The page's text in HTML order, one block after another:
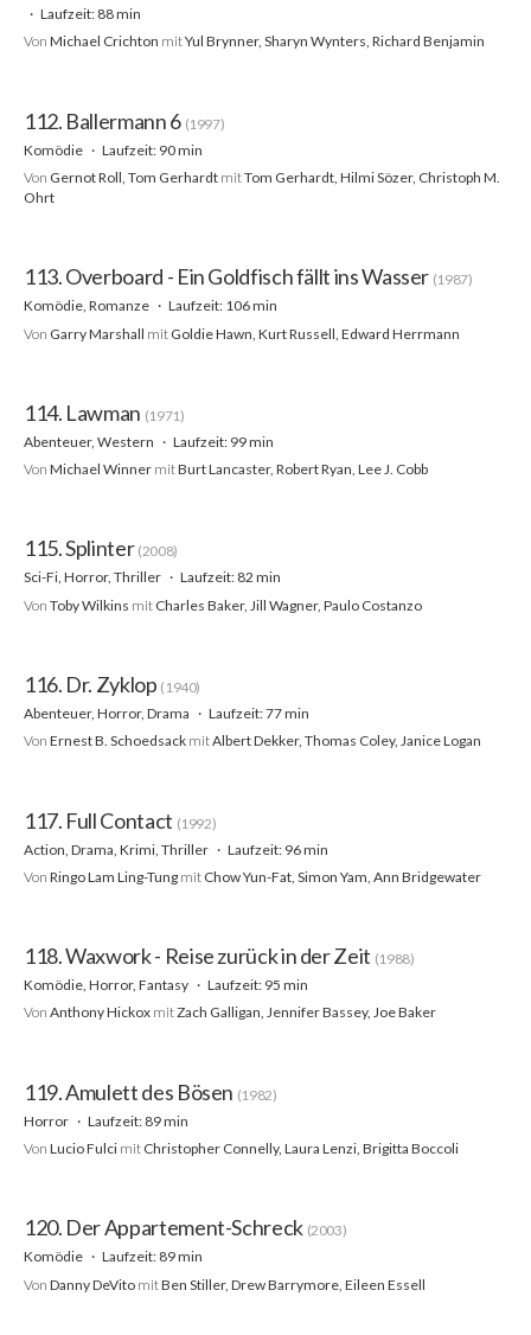
Laufzeit: 88 min
Von Michael Crichton mitYul Brynner, Sharyn Wynters, Richard Benjamin
112. Ballermann 6 (1997)
Komödie
Laufzeit: 90 min
Von Gernot Roll, Tom Gerhardt mitTom Gerhardt, Hilmi Sözer, Christoph M.
Ohrt
113. Overboard - Ein Goldfisch fällt ins Wasser (1987)
Komödie, Romanze
Laufzeit: 106 min
Von Garry Marshall mit Goldie Hawn, Kurt Russell, Edward Herrmann
114. Lawman (1971)
Abenteuer, Western
Laufzeit: 99 min
Von Michael Winner mitBurt Lancaster, Robert Ryan, Lee J. Cobb
115. Splinter (2008)
Sci-Fi, Horror, Thriller
Laufzeit: 82 min
Von Toby Wilkins mit Charles Baker, Jill Wagner, Paulo Costanzo
116. Dr. Zyklop (1940)
Abenteuer, Horror, Drama
Laufzeit: 77 min
Von Ernest B. Schoedsack mitAlbert Dekker, Thomas Coley, Janice Logan
117. Full Contact (1992)
Action, Drama, Krimi, Thriller
Laufzeit: 96 min
Von Ringo Lam Ling-Tung mit Chow Yun-Fat, Simon Yam, Ann Bridgewater
118. Waxwork - Reise zurück in der Zeit (1988)
Komödie, Horror, Fantasy
Laufzeit: 95 min
Von Anthony Hickox mitZach Galligan, Jennifer Bassey, Joe Baker
119. Amulett des Bösen (1982)
Horror
Laufzeit: 89 min
Von Lucio Fulci mit Christopher Connelly, Laura Lenzi, Brigitta Boccoli
120. Der Appartement-Schreck (2003)
Komödie
Laufzeit: 89 min
Von Danny DeVito mitBen Stiller, Drew Barrymore, Eileen Essell